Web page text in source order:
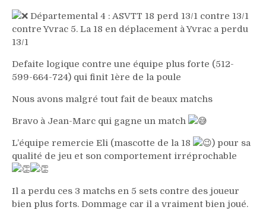
Départemental 4 : ASVTT 18 perd 13/1 contre 13/1
contre Yvrac 5. La 18 en déplacement à Yvrac a perdu
13/1
Defaite logique contre une équipe plus forte (512-
599-664-724) qui finit 1ère de la poule
Nous avons malgré tout fait de beaux matchs
Bravo à Jean-Marc qui gagne un match
L’équipe remercie Eli (mascotte de la 18
) pour sa
qualité de jeu et son comportement irréprochable
Il a perdu ces 3 matchs en 5 sets contre des joueur
bien plus forts. Dommage car il a vraiment bien joué.